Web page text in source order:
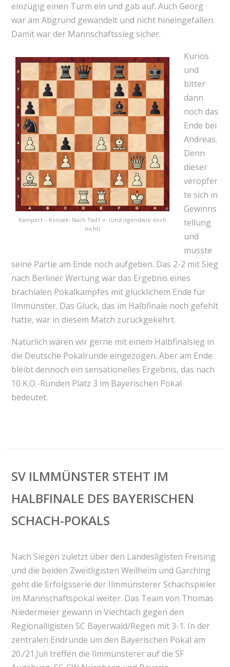
einzügig einen Turm ein und gab auf. Auch Georg
war am Abgrund gewandelt und nicht hineingefallen.
Damit war der Mannschaftssieg sicher.
Kampert – Konsek: Nach Tad1 +- (und irgendwie doch
nicht)
Kurios
und
bitter
dann
noch das
Ende bei
Andreas.
Denn
dieser
veropfer
te sich in
Gewinns
tellung
und
musste
seine Partie am Ende noch aufgeben. Das 2-2 mit Sieg
nach Berliner Wertung war das Ergebnis eines
brachialen Pokalkampfes mit glücklichem Ende für
Ilmmünster. Das Glück, das im Halbfinale noch gefehlt
hatte, war in diesem Match zurückgekehrt.
Natürlich wären wir gerne mit einem Halbfinalsieg in
die Deutsche Pokalrunde eingezogen. Aber am Ende
bleibt dennoch ein sensationelles Ergebnis, das nach
10 K.O.-Runden Platz 3 im Bayerischen Pokal
bedeutet.
SV ILMMÜNSTER STEHT IM
HALBFINALE DES BAYERISCHEN
SCHACH-POKALS
Nach Siegen zuletzt über den Landesligisten Freising
und die beiden Zweitligisten Weilheim und Garching
geht die Erfolgsserie der Ilmmünsterer Schachspieler
im Mannschaftspokal weiter. Das Team von Thomas
Niedermeier gewann in Viechtach gegen den
Regionalligisten SC Bayerwald/Regen mit 3-1. In der
zentralen Endrunde um den Bayerischen Pokal am
20./21.Juli treffen die Ilmmünsterer auf die SF